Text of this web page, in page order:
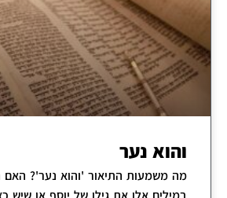
והוא נער
מה משמעות התיאור 'והוא נער'?